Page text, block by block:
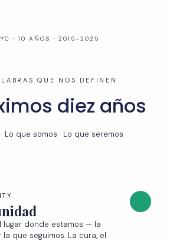
· 10 AÑOS · 2015–2025
QUE NOS DEFINEN
diez años
Lo que somos · Lo que seremos
lugar donde estamos — la
la que seguimos. La cura, el